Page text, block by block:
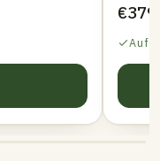
Auf